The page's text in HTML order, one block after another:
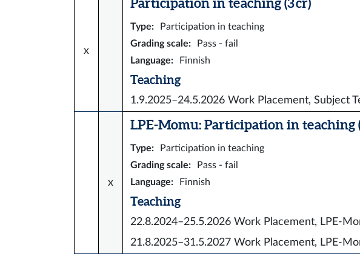
x
Type:
Participation in teaching
Grading scale:
Pass - fail
Language: Finnish
Teaching
1.9.2025–24.5.2026 Work Placement, Subject
x
LPE-Momu: Participation in teaching
Type:
Participation in teaching
Grading scale:
Pass - fail
Language: Finnish
Teaching
22.8.2024–25.5.2026 Work Placement, LPE-
21.8.2025–31.5.2027 Work Placement, LPE-